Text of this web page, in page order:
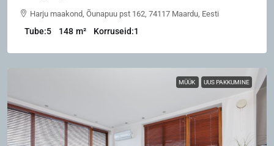
Harju maakond, Õunapuu pst 162, 74117 Maardu, Eesti
Tube:5 148 m² Korruseid:1
MÜÜK UUS PAKKUMINE